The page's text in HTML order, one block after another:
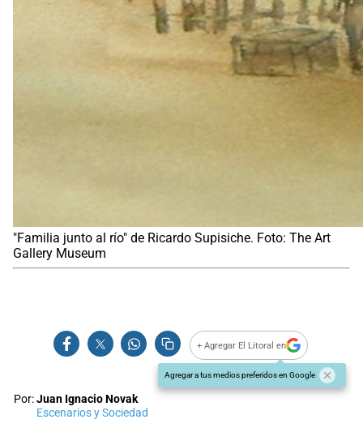
"Familia junto al río" de Ricardo Supisiche. Foto: The Art
Gallery Museum
+ Agregar El Litoral en
Agregar a tus medios preferidos en Google
Por:Juan Ignacio Novak
Escenarios y Sociedad